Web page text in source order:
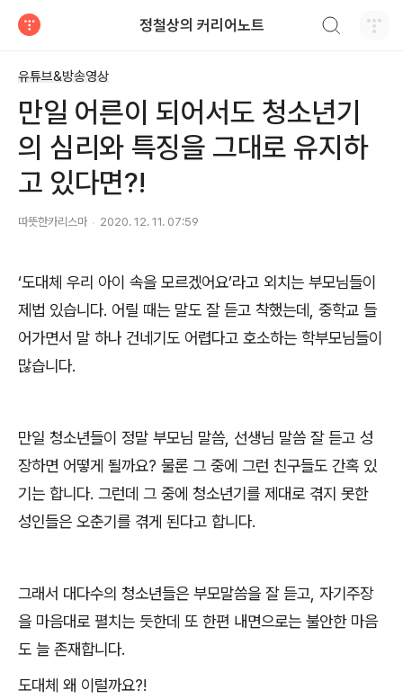
정철상의 커리어노트
유튜브&방송영상
만일 어른이 되어서도 청소년기
의 심리와 특징을 그대로 유지하
고 있다면?!
따뜻한카리스마 2020. 12. 11. 07:59
‘도대체 우리 아이 속을 모르겠어요’라고 외치는 부모님들이
제법 있습니다. 어릴 때는 말도 잘 듣고 착했는데
중학교 들
어가면서 말 하나 건네기도 어렵다고 호소하는 학부모님들이
많습니다.
만일 청소년들이 정말 부모님 말씀 선생님 말씀 잘 듣고 성
장하면 어떻게 될까요? 물론 그 중에 그런 친구들도 간혹 있
기는 합니다. 그런데 그 중에 청소년기를 제대로 겪지 못한
성인들은 오춘기를 겪게 된다고 합니다.
그래서 대다수의 청소년들은 부모말씀을 잘 듣고 자기주장
을 마음대로 펼치는 듯한데 또 한편 내면으로는 불안한 마음
도 늘 존재합니다.
도대체 왜 이럴까요?!